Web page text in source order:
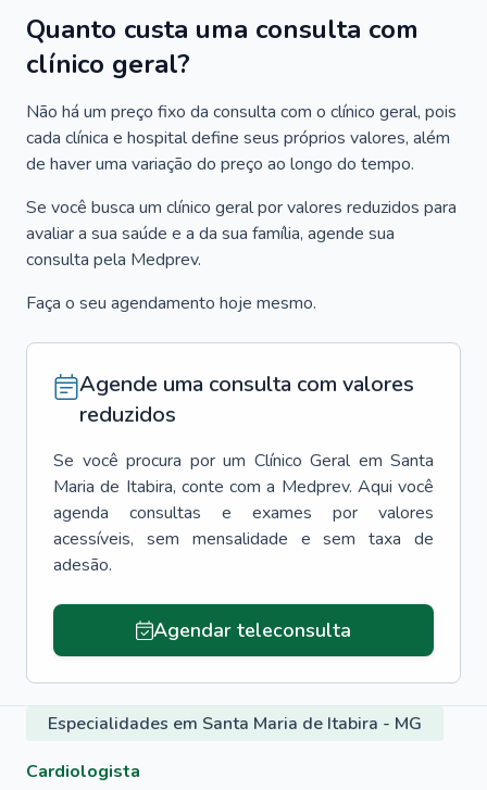
Quanto custa uma consulta com
clínico geral?
Não há um preço fixo da consulta com o clínico geral, pois
cada clínica e hospital define seus próprios valores, além
de haver uma variação do preço ao longo do tempo.
Se você busca um clínico geral por valores reduzidos para
avaliar a sua saúde e a da sua família, agende sua
consulta pela Medprev.
Faça o seu agendamento hoje mesmo.
Agende uma consulta com valores
reduzidos
Se você procura por um Clínico Geral em Santa
Maria de Itabira, conte com a Medprev. Aqui você
agenda consultas e exames por valores
acessíveis, sem mensalidade e sem taxa de
adesão.
Agendar teleconsulta
Especialidades em Santa Maria de Itabira - MG
Cardiologista